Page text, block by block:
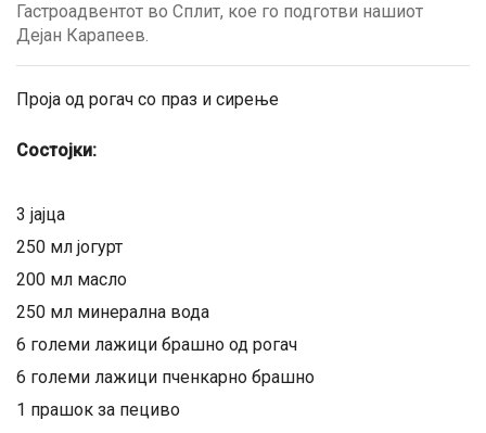
Гастроадвентот во Сплит, кое го подготви нашиот
Дејан Карапеев.
Проја од рогач со праз и сирење
Состојки:
3 јајца
250 мл јогурт
200 мл масло
250 мл минерална вода
6 големи лажици брашно од рогач
6 големи лажици пченкарно брашно
1 прашок за пециво